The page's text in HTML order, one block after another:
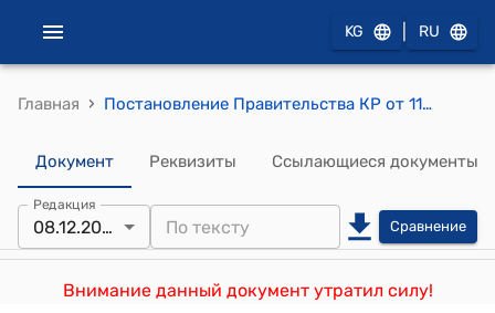
KG RU
Главная › Постановление Правительства КР от 11 января 2006 года №7 "О Государственном агентстве по архитектуре и строительству при Правительстве Кыргызской Республики"
Документ Реквизиты Ссылающиеся документы
Редакция
08.12.2009 Сравнение
Внимание данный документ утратил силу!